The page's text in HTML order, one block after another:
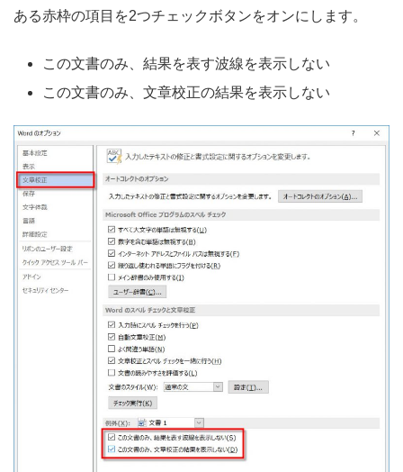
ある赤枠の項目を2つチェックボタンをオンにします。
この文書のみ、結果を表す波線を表示しない
この文書のみ、文章校正の結果を表示しない